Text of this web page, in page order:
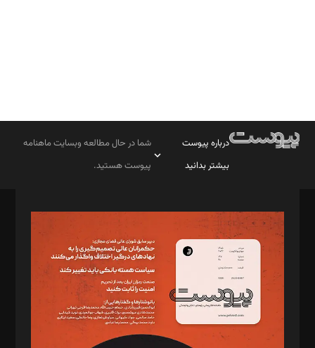
درباره پیوست
بیشتر بدانید
شما در حال مطالعه وبسایت ماهنامه
پیوست هستید.
مدیر مسئول: محمدباقر اثنی‌عشری
سردبیر: مهرک محمودی
دبیر تحریریه: میثم قاسمی
د‌بیر ناداستان: سمانه سمیع
د‌بیر خدمت و تجارت: ابوالفضل رجبی
د‌بیر حقوق فناوری: حسام‌الدین ایپکچی
د‌بیر پیوست جهان: مینا پاکدل